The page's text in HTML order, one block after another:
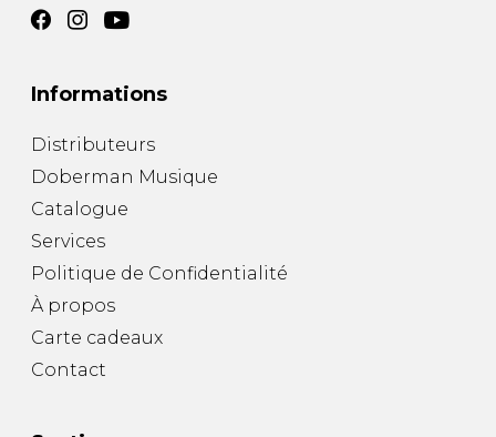
Informations
Distributeurs
Doberman Musique
Catalogue
Services
Politique de Confidentialité
À propos
Carte cadeaux
Contact